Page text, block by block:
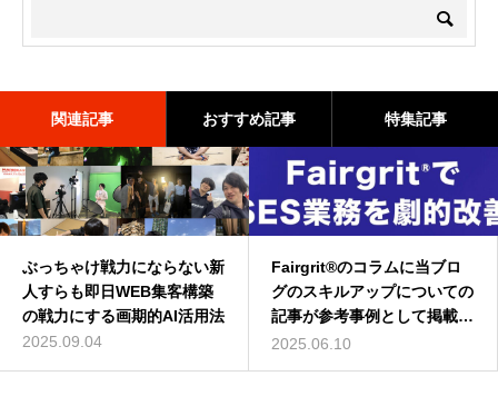
関連記事 おすすめ記事 特集記事
ぶっちゃけ戦力にならない新
人すらも即日WEB集客構築
の戦力にする画期的AI活用法
2025.09.04
Fairgrit®のコラムに当ブロ
グのスキルアップについての
記事が参考事例として掲載さ
れました
2025.06.10
深作浩一郎(ふかさくこうい
ちろう)とは誰？自己紹介し
てみた
2014.01.01
バターコーヒーは効果なし？
バターコーヒーの世界一簡単
な作り方を動画解説
2016.07.13